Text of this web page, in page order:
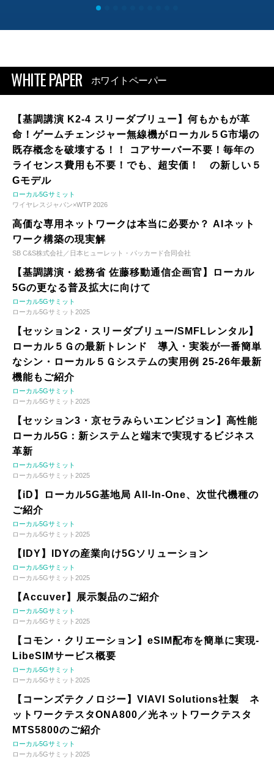
WHITE PAPER ホワイトペーパー
【基調講演 K2-4 スリーダブリュー】何もかもが革
命！ゲームチェンジャー無線機がローカル５G市場の
既存概念を破壊する！！ コアサーバー不要！毎年の
ライセンス費用も不要！でも、超安価！ の新しい５
Gモデル
ローカル5Gサミット
ワイヤレスジャパン×WTP 2026
高価な専用ネットワークは本当に必要か？ AIネット
ワーク構築の現実解
SB C&S株式会社／日本ヒューレット・パッカード合同会社
【基調講演・総務省 佐藤移動通信企画官】ローカル
5Gの更なる普及拡大に向けて
ローカル5Gサミット
ローカル5Gサミット2025
【セッション2・スリーダブリュー/SMFLレンタル】
ローカル５Ｇの最新トレンド 導入・実装が一番簡単
なシン・ローカル５Ｇシステムの実用例 25-26年最新
機能もご紹介
ローカル5Gサミット
ローカル5Gサミット2025
【セッション3・京セラみらいエンビジョン】高性能
ローカル5G：新システムと端末で実現するビジネス
革新
ローカル5Gサミット
ローカル5Gサミット2025
【iD】ローカル5G基地局 All-In-One、次世代機種の
ご紹介
ローカル5Gサミット
ローカル5Gサミット2025
【IDY】IDYの産業向け5Gソリューション
ローカル5Gサミット
ローカル5Gサミット2025
【Accuver】展示製品のご紹介
ローカル5Gサミット
ローカル5Gサミット2025
【コモン・クリエーション】eSIM配布を簡単に実現-
LibeSIMサービス概要
ローカル5Gサミット
ローカル5Gサミット2025
【コーンズテクノロジー】VIAVI Solutions社製 ネ
ットワークテスタONA800／光ネットワークテスタ
MTS5800のご紹介
ローカル5Gサミット
ローカル5Gサミット2025